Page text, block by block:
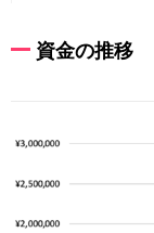
資金の推移